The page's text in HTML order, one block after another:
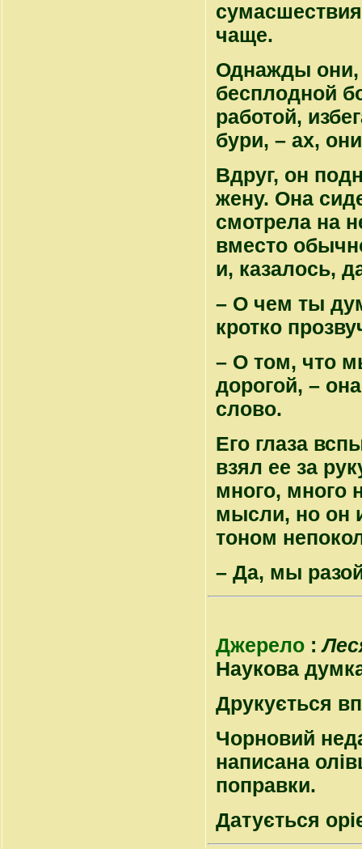
чаще.
Однажды они,
бесплодной
работой,
бури, – ах,
Вдруг, он
жену. Она
смотрела на
вместо
и, казалось,
– О чем ты
кротко
– О том, что
дорогой, –
слово.
Его глаза
взял ее за
много, много
мысли, но он
тоном
– Да, мы
Джерело :
Наукова
Друкується
Чорновий
написана
поправки.
Датується